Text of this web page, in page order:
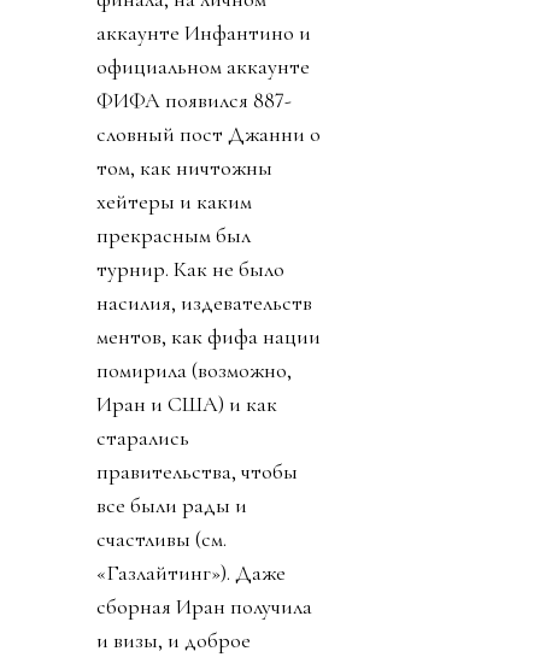
аккаунте Инфантино и
официальном аккаунте
ФИФА появился 887-
словный пост Джанни о
том, как ничтожны
хейтеры и каким
прекрасным был
турнир. Как не было
насилия, издевательств
ментов, как фифа нации
помирила (возможно,
Иран и США) и как
старались
правительства, чтобы
все были рады и
счастливы (см.
«Газлайтинг»). Даже
сборная Иран получила
и визы, и доброе